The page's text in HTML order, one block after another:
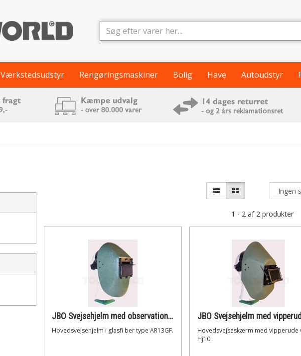
Værkstedsudstyr Rengøringsmaskiner Bolig Have Autoudstyr
1 - 2 af 2 produkter
JBO Svejsehjelm med observationsglas
Hovedsvejsehjelm i glasfi ber type AR13GF.
JBO Svejsehjelm med
Hovedsvejseskærm med vipperude
Hj10.